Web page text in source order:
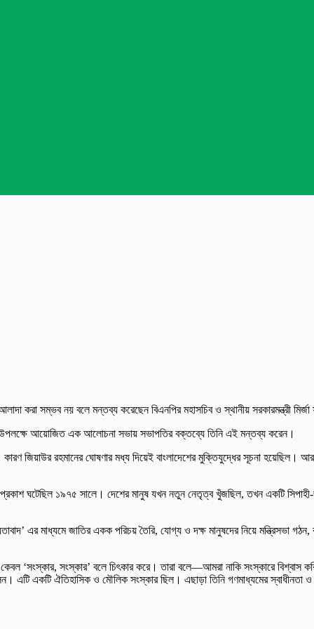
করা সম্ভব নয় বলে মন্তব্য করেছেন বিএনপির মহাসচিব ও স্থানীয় সরকারমন্ত্রী
উপলক্ষে আয়োজিত এক আলোচনা সভায় সভাপতির বক্তব্যে তিনি এই মন্তব্য করেন।
জিয়াউর রহমানের ঘোষণার মধ্য দিয়েই বাংলাদেশের মুক্তিযুদ্ধের সূচনা হয়েছিল।
ঘটেছিল ১৯৭৫ সালে। দেশের মানুষ যখন নতুন নেতৃত্ব খুঁজছিল, তখন একটি
এর মাধ্যমে জাতির একক পরিচয় তৈরি, যোগ্য ও দক্ষ মানুষদের নিয়ে মন্ত্রিসভা
‘সংস্কার, সংস্কার’ বলে চিৎকার করে। তারা বলে—আমরা নাকি সংস্কারে বিশ্বাস
এটি একটি ঐতিহাসিক ও মৌলিক সংস্কার ছিল। এছাড়া তিনি গণমাধ্যমের স্বাধীনতা ও